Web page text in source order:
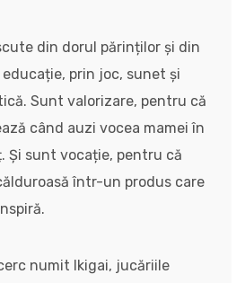
din dorul părinților și din
prin joc, sunet și
Sunt valorizare, pentru că
când auzi vocea mamei în
Și sunt vocație, pentru că
într-un produs care
numit Ikigai, jucăriile